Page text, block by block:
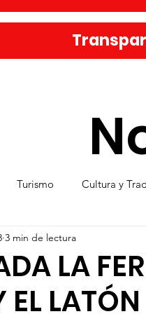
Turismo Cultura y
Medio Ambiente
Familia sanmiguelense
LA
EL
3 min de lectura